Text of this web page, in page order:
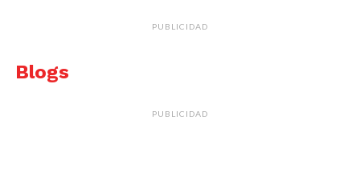
PUBLICIDAD
Blogs
PUBLICIDAD